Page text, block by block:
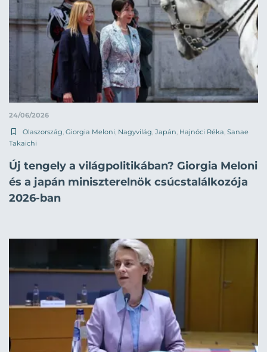
24/06/2026
Olaszország, Giorgia Meloni, Nagyvilág, Japán, Hajnóci Réka, Sanae
Takaichi
Új tengely a világpolitikában? Giorgia Meloni
és a japán miniszterelnök csúcstalálkozója
2026-ban